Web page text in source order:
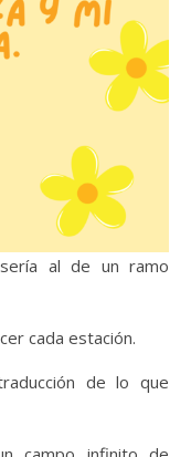
al de un ramo
cada estación.
de lo que